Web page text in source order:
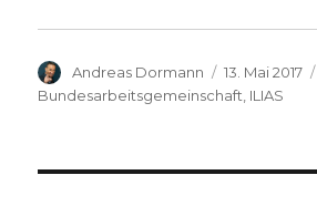
Autor
Andreas Dormann
Veröffentlicht
am
13. Mai 2017
Bundesarbeitsgemeinschaft, ILIAS